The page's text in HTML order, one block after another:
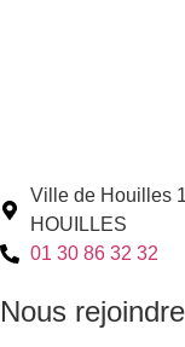
Ville de Houilles
HOUILLES
01 30 86 32 32
Nous rejoindre